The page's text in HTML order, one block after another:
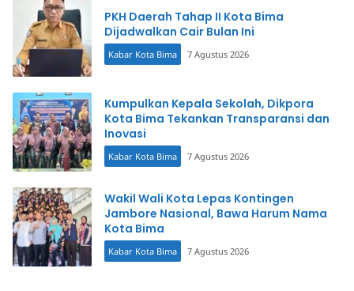
PKH Daerah Tahap II Kota Bima
Dijadwalkan Cair Bulan Ini
Kabar Kota Bima 7 Agustus 2026
Kumpulkan Kepala Sekolah, Dikpora
Kota Bima Tekankan Transparansi dan
Inovasi
Kabar Kota Bima 7 Agustus 2026
Wakil Wali Kota Lepas Kontingen
Jambore Nasional, Bawa Harum Nama
Kota Bima
Kabar Kota Bima 7 Agustus 2026